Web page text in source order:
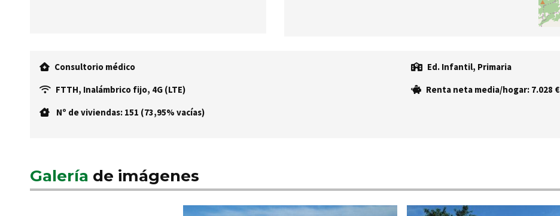
Consultorio médico
Ed. Infantil, Primaria
FTTH, Inalámbrico fijo, 4G (LTE)
Renta neta media/hogar: 7.028 €
Nº de viviendas: 151 (73,95% vacías)
Galería de imágenes